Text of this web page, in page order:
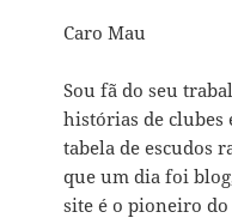
Caro Mau
Sou fã do seu
histórias de clubes
tabela de escudos
que um dia foi
site é o pioneiro